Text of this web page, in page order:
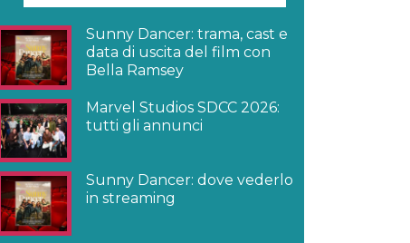
Sunny Dancer: trama, cast e
data di uscita del film con
Bella Ramsey
Marvel Studios SDCC 2026:
tutti gli annunci
Sunny Dancer: dove vederlo
in streaming